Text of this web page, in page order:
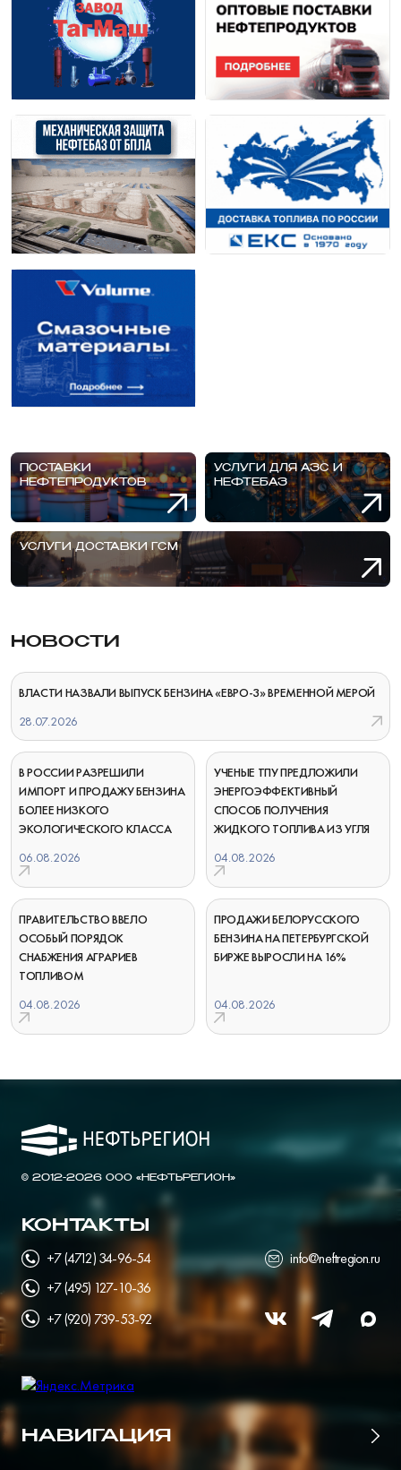
ПОСТАВКИ
НЕФТЕПРОДУКТОВ
УСЛУГИ ДЛЯ АЗС И
НЕФТЕБАЗ
УСЛУГИ ДОСТАВКИ ГСМ
НОВОСТИ
В РОССИИ РАЗРЕШИЛИ
ИМПОРТ И ПРОДАЖУ БЕНЗИНА
БОЛЕЕ НИЗКОГО
ЭКОЛОГИЧЕСКОГО КЛАССА
06.08.2026
УЧЕНЫЕ ТПУ ПРЕДЛОЖИЛИ
ЭНЕРГОЭФФЕКТИВНЫЙ
СПОСОБ ПОЛУЧЕНИЯ
ЖИДКОГО ТОПЛИВА ИЗ УГЛЯ
04.08.2026
ПРАВИТЕЛЬСТВО ВВЕЛО
ОСОБЫЙ ПОРЯДОК
СНАБЖЕНИЯ АГРАРИЕВ
ТОПЛИВОМ
04.08.2026
ПРОДАЖИ БЕЛОРУССКОГО
БЕНЗИНА НА ПЕТЕРБУРГСКОЙ
БИРЖЕ ВЫРОСЛИ НА 16%
04.08.2026
ВЛАСТИ НАЗВАЛИ ВЫПУСК БЕНЗИНА «ЕВРО-3» ВРЕМЕННОЙ МЕРОЙ
28.07.2026
© 2012-2026 ООО «НЕФТЬРЕГИОН»
НАВИГАЦИЯ
КОНТАКТЫ
+7 (4712) 34-96-54
+7 (495) 127-10-36
+7 (920) 739-53-92
info@neftregion.ru